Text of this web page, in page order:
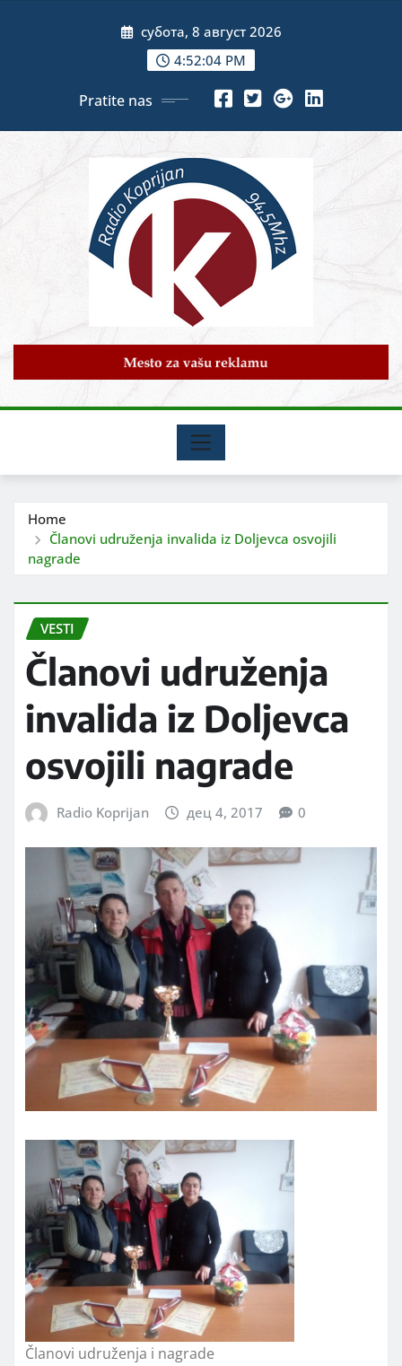
субота, 8 август 2026
4:52:05 PM
Pratite nas
Home
Članovi udruženja invalida iz Doljevca osvojili
nagrade
VESTI
Članovi udruženja
invalida iz Doljevca
osvojili nagrade
Radio Koprijan дец 4, 2017 0
Članovi udruženja i nagrade